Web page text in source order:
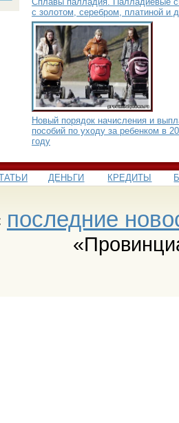
с золотом, серебром, платиной и
Новый порядок начисления и
пособий по уходу за ребенком в
году
ДЕНЬГИ КРЕДИТЫ
последние